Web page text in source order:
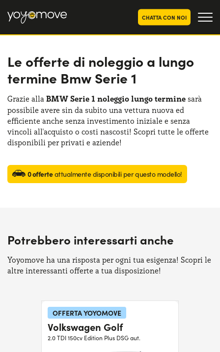
CHATTA CON NOI
OFFERTE NOLEGGIO
LUNGO TERMINE
Privati
Aziende e P.IVA
OFFERTE NOLEGGIO
CHI SIAMO
La nostra storia
Lavora con noi
COME FUNZIONA
Le offerte di noleggio a lungo
termine Bmw Serie 1
Grazie alla BMW Serie 1 noleggio lungo termine sarà
possibile avere sin da subito una vettura nuova ed
efficiente anche senza investimento iniziale e senza
vincoli all'acquisto o costi nascosti! Scopri tutte le offerte
disponibili per privati e aziende!
0 offerteattualmente disponibili per questo modello!
Potrebbero interessarti anche
Yoyomove ha una risposta per ogni tua esigenza! Scopri le
altre interessanti offerte a tua disposizione!
OFFERTA YOYOMOVE
Volkswagen Golf
2.0 TDI 150cv Edition Plus DSG aut.